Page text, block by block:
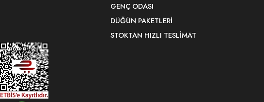
GENÇ ODASI
DÜĞÜN PAKETLERI
STOKTAN HIZLI TESLIMAT